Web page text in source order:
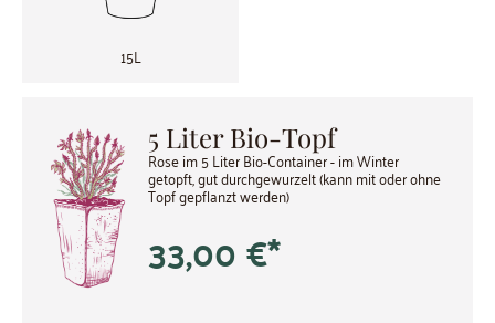
15L
5 Liter Bio-Topf
Rose im 5 Liter Bio-Container - im Winter
getopft, gut durchgewurzelt (kann mit oder ohne
Topf gepflanzt werden)
33,00 €*